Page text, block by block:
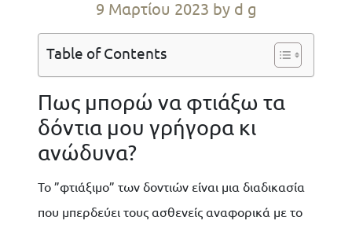
9 Μαρτίου 2023 by d g
Table of Contents
Πως μπορώ να φτιάξω τα
δόντια μου γρήγορα κι
ανώδυνα?
Το ”φτιάξιμο” των δοντιών είναι μια διαδικασία
που μπερδεύει τους ασθενείς αναφορικά με το